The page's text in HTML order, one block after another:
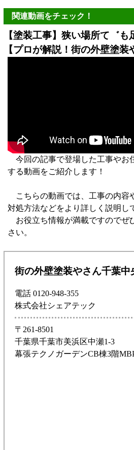
関連動画をチェック！
【塗装工事】狭い場所て゛も
【プロが解説！街の外壁塗装
今回の記事で登場した工事やお
する動画をご紹介します！
こちらの動画では、工事の内容
対処方法などをより詳しく説明し
お役立ち情報が満載ですのでぜ
さい。
街の外壁塗装やさん千葉中
電話 0120-948-355
株式会社シェアテック
〒261-8501
千葉県千葉市美浜区中瀬1-3
幕張テクノガーデンCB棟3階